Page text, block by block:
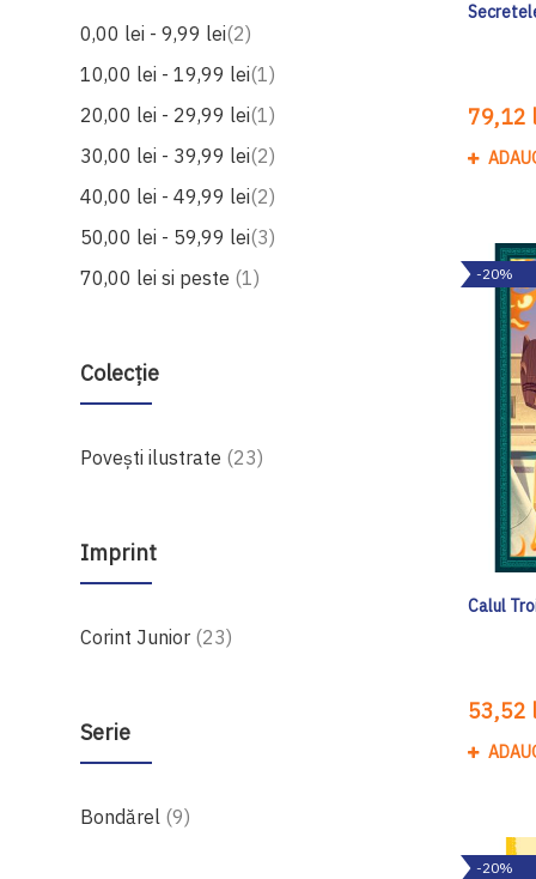
0,00 lei -9,99 lei 2produse
10,00 lei -19,99 lei 1produs
20,00 lei - 29,99 lei 1produs
30,00 lei - 39,99 lei 2produse
40,00 lei -49,99 lei 2produse
50,00 lei - 59,99 lei 3produse
70,00 lei si peste 1produs
Colecție
Povești ilustrate 23produse
Imprint
Corint Junior 23produse
Serie
Bondărel 9produse
79,12
-20%
Calul
53,52
-20%